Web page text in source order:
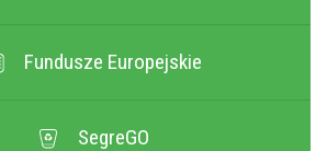
Fundusze Europejskie
SegreGO